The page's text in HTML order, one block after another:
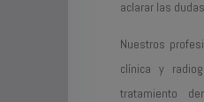
aclarar las
Nuestros
clínica y
tratamiento